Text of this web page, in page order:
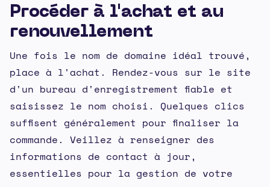
Procéder à l'achat et au
renouvellement
Une fois le nom de domaine idéal trouvé,
place à l'achat. Rendez-vous sur le site
d'un bureau d'enregistrement fiable et
saisissez le nom choisi. Quelques clics
suffisent généralement pour finaliser la
commande. Veillez à renseigner des
informations de contact à jour,
essentielles pour la gestion de votre